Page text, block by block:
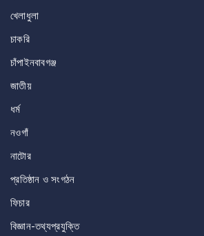
খেলাধুলা
চাকরি
চাঁপাইনবাবগঞ্জ
জাতীয়
ধর্ম
নওগাঁ
নাটোর
প্রতিষ্ঠান ও সংগঠন
ফিচার
বিজ্ঞান-তথ্যপ্রযুক্তি